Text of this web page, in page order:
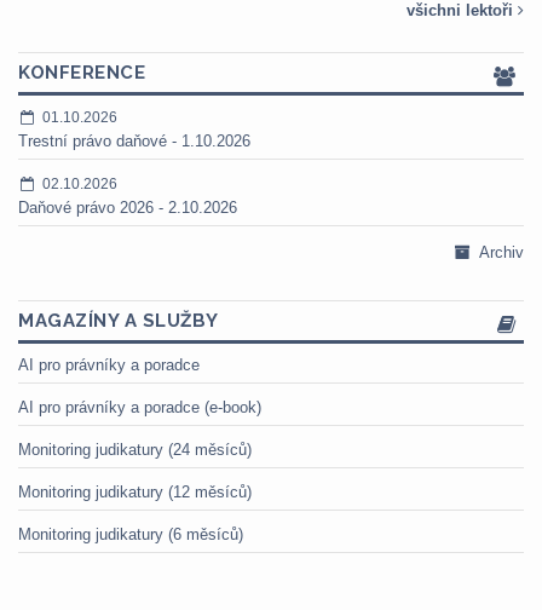
všichni lektoři
KONFERENCE
01.10.2026
Trestní právo daňové - 1.10.2026
02.10.2026
Daňové právo 2026 - 2.10.2026
Archiv
MAGAZÍNY A SLUŽBY
AI pro právníky a poradce
AI pro právníky a poradce (e-book)
Monitoring judikatury (24 měsíců)
Monitoring judikatury (12 měsíců)
Monitoring judikatury (6 měsíců)